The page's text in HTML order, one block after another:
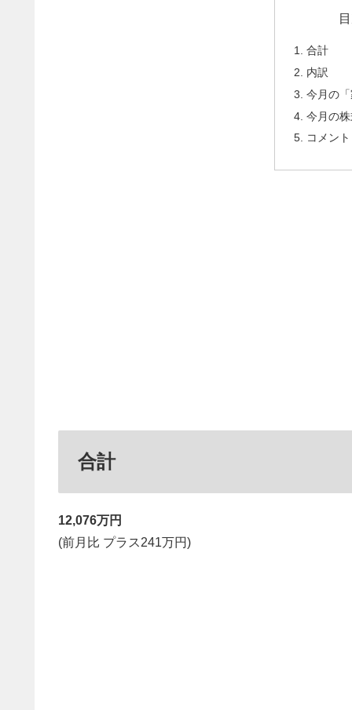
合計
内訳
今月の
今月の
コメント
合計
12,076万円
(前月比 プラス241万円)